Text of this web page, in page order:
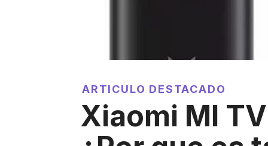
ARTICULO DESTACADO
Xiaomi MI